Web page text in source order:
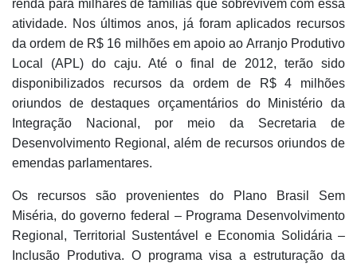
renda para milhares de famílias que sobrevivem com essa
atividade. Nos últimos anos, já foram aplicados recursos
da ordem de R$ 16 milhões em apoio ao Arranjo Produtivo
Local (APL) do caju. Até o final de 2012, terão sido
disponibilizados recursos da ordem de R$ 4 milhões
oriundos de destaques orçamentários do Ministério da
Integração Nacional, por meio da Secretaria de
Desenvolvimento Regional, além de recursos oriundos de
emendas parlamentares.
Os recursos são provenientes do Plano Brasil Sem
Miséria, do governo federal – Programa Desenvolvimento
Regional, Territorial Sustentável e Economia Solidária –
Inclusão Produtiva. O programa visa a estruturação da